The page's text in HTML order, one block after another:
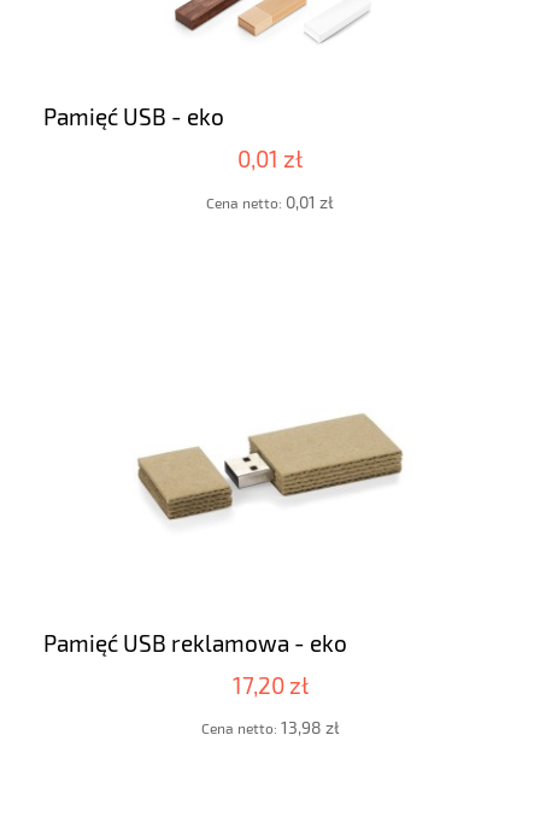
Pamięć USB - eko
0,01 zł
Cena netto: 0,01 zł
Pamięć USB reklamowa - eko
17,20 zł
Cena netto: 13,98 zł